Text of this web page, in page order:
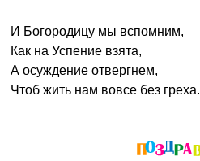
И Богородицу мы вспомним,
Как на Успение взята,
А осуждение отвергнем,
Чтоб жить нам вовсе без греха.